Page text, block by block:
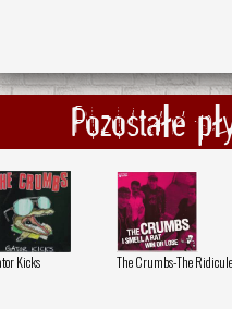
Pozostałe
Kicks The Crumbs-The